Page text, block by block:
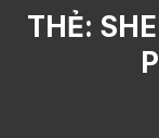
THẺ: